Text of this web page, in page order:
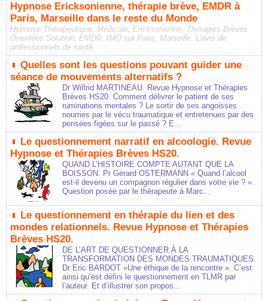
Hypnose Ericksonienne, thérapie brève, EMDR à
Paris, Marseille dans le reste du Monde
Hypnose Thérapeutique, Médicale, Ericksonienne, Thérapies Brèves
Orientées Solution, EMDR, IMO sur Paris, Marseille. L'avis de
professionnels de santé
Quelles sont les questions pouvant guider une
séance de mouvements alternatifs ?
Dr Wilfrid MARTINEAU. Revue Hypnose et Thérapies
Brèves HS20. Comment délivrer le patient de ses
ruminations mentales ? Le sortir de ses angoisses
nourries par le vécu traumatique et entretenues par des
pensées figées sur le passé ? E...
Le questionnement narratif en alcoologie. Revue
Hypnose et Thérapies Brèves HS20.
QUAND L’HISTOIRE COMPTE AUTANT QUE LA
BOISSON. Pr Gérard OSTERMANN « Quand l’alcool
est-il devenu un compagnon régulier dans votre vie ? ».
Question posée par le thérapeute à Marc...
Le questionnement en thérapie du lien et des
mondes relationnels. Revue Hypnose et Thérapies
Brèves HS20.
DE L’ART DE QUESTIONNER À LA
TRANSFORMATION DES MONDES TRAUMATIQUES.
Dr Eric BARDOT «Une éthique de la rencontre ». C’est
ainsi qu’est défini le questionnement en TLMR par
l’auteur. Et d’illustrer son propos...